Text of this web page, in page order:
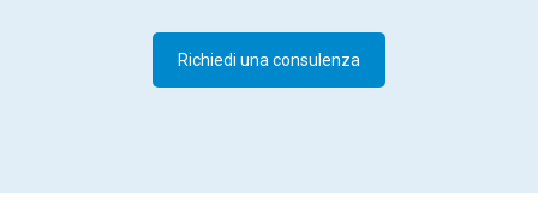
Richiedi una consulenza